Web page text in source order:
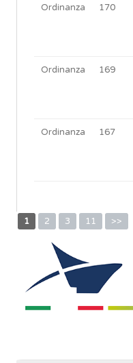
Ordinanza 170
Ordinanza 169
Ordinanza 167
1 2 3 11 >>